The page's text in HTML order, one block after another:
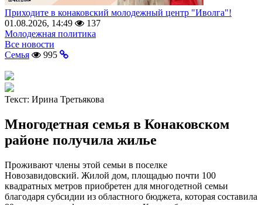
Приходите в конаковский молодежный центр "Иволга"!
01.08.2026, 14:49
137
Молодежная политика
Все новости
Семья
995
Текст: Ирина Третьякова
Многодетная семья в Конаковском
районе получила жилье
Проживают члены этой семьи в поселке
Новозавидовский. Жилой дом, площадью почти 100
квадратных метров приобретен для многодетной семьи
благодаря субсидии из областного бюджета, которая составила